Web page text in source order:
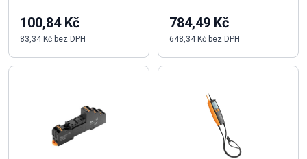
100,84 Kč
83,34 Kč bez DPH
784,49 Kč
648,34 Kč bez DPH